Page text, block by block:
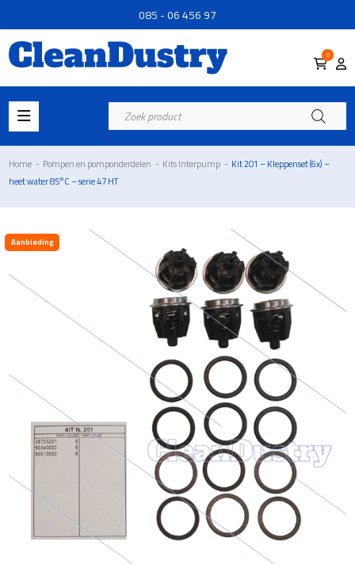
085 - 06 456 97
0
Producten
zoeken
Home - Pompen en pomponderdelen - Kits Interpump - Kit 201 – Kleppenset (6x) –
heet water 85°C – serie 47 HT
Aanbieding